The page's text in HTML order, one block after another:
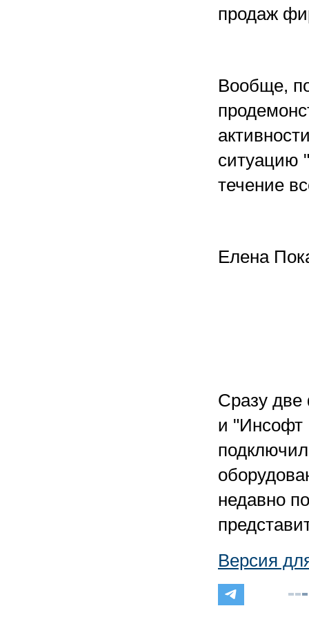
продаж
Вообще,
ситуацию
течение
Елена
Сразу
и "Инсофт
недавно
Версия